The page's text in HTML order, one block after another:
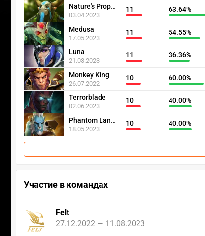
Nature's Prophet
03.04.2023
11 63.64%
Medusa
17.05.2023
11 54.55%
Luna
21.03.2023
11 36.36%
Monkey King
26.07.2022
10 60.00%
Terrorblade
02.06.2023
10 40.00%
Phantom Lancer
18.05.2023
10 40.00%
Участие в командах
Felt
27.12.2022 — 11.08.2023